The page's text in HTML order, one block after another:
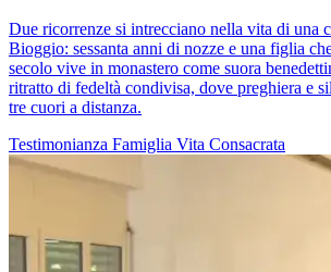
Due ricorrenze si intrecciano nella vita di una
Bioggio: sessanta anni di nozze e una figlia
secolo vive in monastero come suora
ritratto di fedeltà condivisa, dove preghiera e
tre cuori a distanza.
Testimonianza Famiglia Vita Consacrata